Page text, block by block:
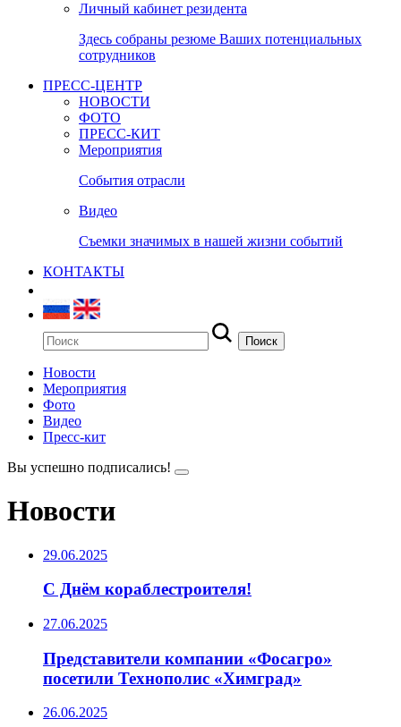
Личный кабинет резидента
Здесь собраны резюме Ваших потенциальных
сотрудников
ПРЕСС-ЦЕНТР
НОВОСТИ
ФОТО
ПРЕСС-КИТ
Мероприятия
События отрасли
Видео
Съемки значимых в нашей жизни событий
КОНТАКТЫ
Новости
Мероприятия
Фото
Видео
Пресс-кит
Вы успешно подписались!
Новости
29.06.2025
С Днём кораблестроителя!
27.06.2025
Представители компании «Фосагро»
посетили Технополис «Химград»
26.06.2025